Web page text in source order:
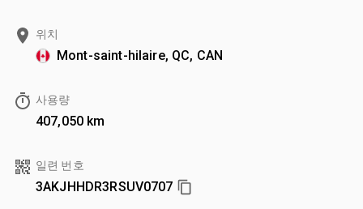
위치
Mont-saint-hilaire, QC, CAN
사용량
407,050 km
일련 번호
3AKJHHDR3RSUV0707